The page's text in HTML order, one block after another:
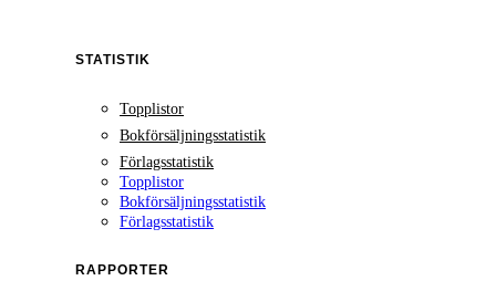
STATISTIK
Topplistor
Bokförsäljningsstatistik
Förlagsstatistik
Topplistor
Bokförsäljningsstatistik
Förlagsstatistik
RAPPORTER